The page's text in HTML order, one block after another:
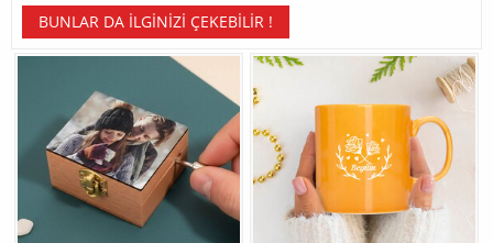
BUNLAR DA İLGINIZI ÇEKEBILIR !